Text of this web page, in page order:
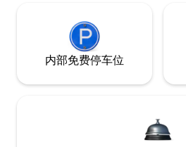
内部免费停车位